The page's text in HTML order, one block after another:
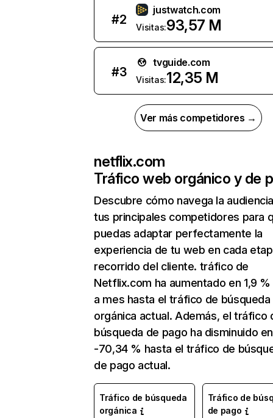
#2
justwatch.com
Visitas:93,57 M
#3
tvguide.com
Visitas:12,35 M
Ver más competidores →
netflix.com
Tráfico web orgánico y de
Descubre cómo navega la
tus principales competidores para
puedas adaptar perfectamente la
experiencia de tu web en cada
recorrido del cliente. tráfico de
Netflix.com ha aumentado en 1,9
a mes hasta el tráfico de búsqueda
orgánica actual. Además, el tráfico
búsqueda de pago ha disminuido en
-70,34 % hasta el tráfico de
de pago actual.
Tráfico de búsqueda
orgánica
Tráfico de
de pago